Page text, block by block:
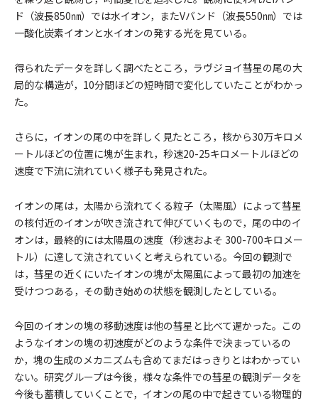
ド（波長850㎚）では水イオン，またVバンド（波長550㎚）では
一酸化炭素イオンと水イオンの発する光を見ている。
得られたデータを詳しく調べたところ，ラヴジョイ彗星の尾の大
局的な構造が，10分間ほどの短時間で変化していたことがわかっ
た。
さらに，イオンの尾の中を詳しく見たところ，核から30万キロメ
ートルほどの位置に塊が生まれ，秒速20-25キロメートルほどの
速度で下流に流れていく様子も発見された。
イオンの尾は，太陽から流れてくる粒子（太陽風）によって彗星
の核付近のイオンが吹き流されて伸びていくもので，尾の中のイ
オンは，最終的には太陽風の速度（秒速およそ 300-700キロメー
トル）に達して流されていくと考えられている。今回の観測で
は，彗星の近くにいたイオンの塊が太陽風によって最初の加速を
受けつつある，その動き始めの状態を観測したとしている。
今回のイオンの塊の移動速度は他の彗星と比べて遅かった。この
ようなイオンの塊の初速度がどのような条件で決まっているの
か，塊の生成のメカニズムも含めてまだはっきりとはわかってい
ない。研究グループは今後，様々な条件での彗星の観測データを
今後も蓄積していくことで，イオンの尾の中で起きている物理的